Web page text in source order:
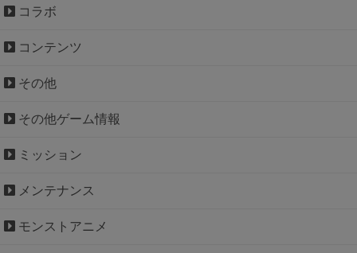
コラボ
コンテンツ
その他
その他ゲーム情報
ミッション
メンテナンス
モンストアニメ